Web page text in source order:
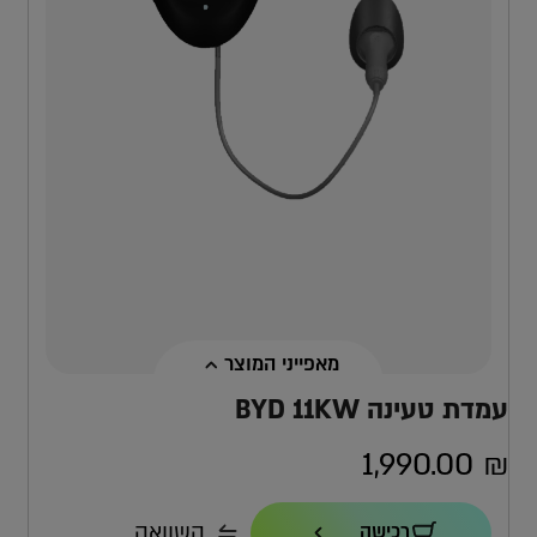
מאפייני המוצר
עמדת טעינה BYD 11KW
1,990.00 ₪
הספק טעינה